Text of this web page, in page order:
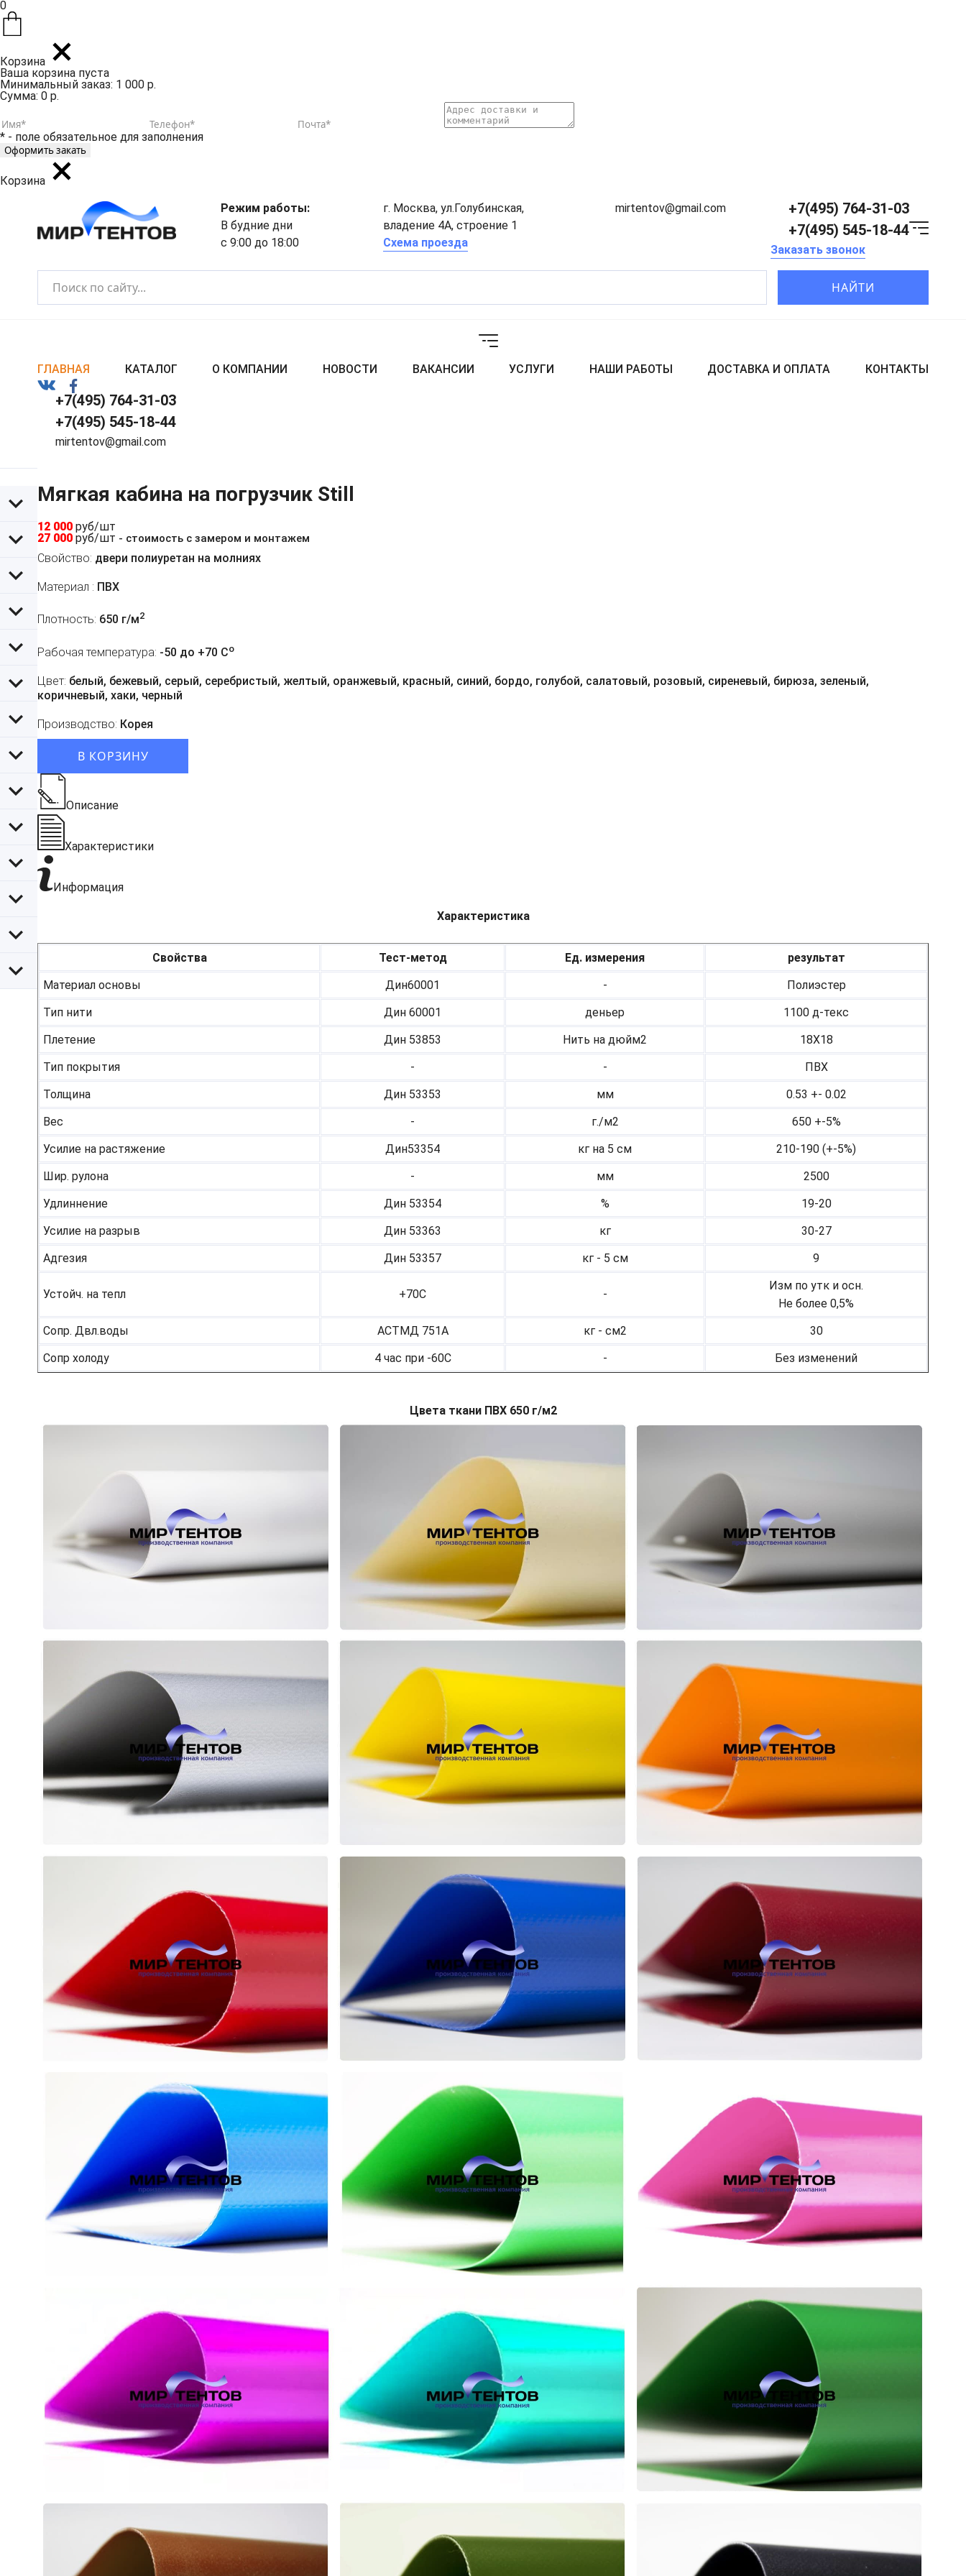
0
Корзина
Ваша корзина пуста
Минимальный заказ: 1 000 р.
Сумма: 0 р.
* - поле обязательное для заполнения
Корзина
Режим работы:
В будние дни
с 9:00 до 18:00
г. Москва, ул.Голубинская,
владение 4А, строение 1
Схема проезда
mirtentov@gmail.com
+7(495) 764-31-03
+7(495) 545-18-44
Заказать звонок
НАЙТИ
ГЛАВНАЯ КАТАЛОГ О КОМПАНИИ НОВОСТИ ВАКАНСИИ УСЛУГИ НАШИ РАБОТЫ ДОСТАВКА И ОПЛАТА КОНТАКТЫ
+7(495) 764-31-03
+7(495) 545-18-44
mirtentov@gmail.com
Мягкая кабина на погрузчик Still
12 000 руб/шт
27 000 руб/шт - стоимость с замером и монтажем
Свойство: двери полиуретан на молниях
Материал : ПВХ
Плотность: 650 г/м2
Рабочая температура: -50 до +70 Co
Цвет: белый, бежевый, серый, серебристый, желтый, оранжевый, красный, синий, бордо, голубой, салатовый, розовый, сиреневый, бирюза, зеленый,
коричневый, хаки, черный
Производство: Корея
В КОРЗИНУ
Описание
Характеристики
Информация
Характеристика
Свойства Тест-метод Ед. измерения
результат
Материал основы
Дин60001 -
Полиэстер
Тип нити
Дин 60001 деньер
1100 д-текс
Плетение
Дин 53853 Нить на дюйм2
18Х18
Тип покрытия
- -
ПВХ
Толщина
Дин 53353 мм
0.53 +- 0.02
Вес
- г./м2
650 +-5%
Усилие на растяжение
Дин53354 кг на 5 см
210-190 (+-5%)
Шир. рулона
- мм
2500
Удлиннение
Дин 53354 %
19-20
Усилие на разрыв
Дин 53363 кг
30-27
Адгезия
Дин 53357 кг - 5 см 9
Устойч. на тепл +70С -
Изм по утк и осн.
Не более 0,5%
Сопр. Двл.воды
АСТМД 751А кг - см2
30
Сопр холоду
4 час при -60С - Без изменений
Цвета ткани ПВХ 650 г/м2